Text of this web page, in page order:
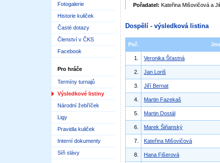
Fotogalerie
Historie kuliček
Časté dotazy
Členství v ČKS
Facebook
Pro hráče
Termíny turnajů
Výsledkové listiny
Národní žebříček
Ligy
Pravidla kuliček
Interní dokumenty
Síň slávy
Pořadatel: Kateřina Mišovičová a
Dospělí - výsledková listina
Poř.
1. Veronika Šťastná
2. Jan Loriš
3. Jiří Bernat
4. Martin Fazekaš
5. Martin Dostál
6. Marek Šiňanský
7. Kateřina Mišovičová
8. Hana Fišerová